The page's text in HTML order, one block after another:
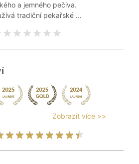
a jemného pečiva.
tradiční pekařské ...
Zobrazit více >>